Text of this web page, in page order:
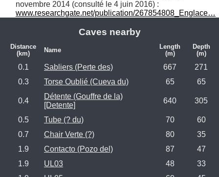
www.researchgate.net/publication/267854808_Englace…
Caves nearby
Distance
(km)
Name
Length
(m)
Depth
(m)
0.1 Sabliers (Perte des) 667
271
0.3
Torse Oublié (Cueva du) 65 65
0.4
Détente (Gouffre de la)
[Detente]
640 305
0.5 Tube (? du) 70
60
0.7
Chair Verte (?) 80
35
1.9
Contacto (Pozo del) 87
47
1.9
UL03 48
33